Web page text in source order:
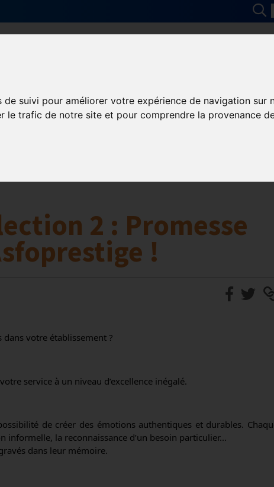
suivi pour améliorer votre expérience de navigation sur
le trafic de notre site et pour comprendre la provenance
2 : Promesse
!
votre établissement ?
service à un niveau d’excellence inégalé.
de créer des émotions authentiques et durables.
la reconnaissance d’un besoin particulier...
dans leur mémoire.